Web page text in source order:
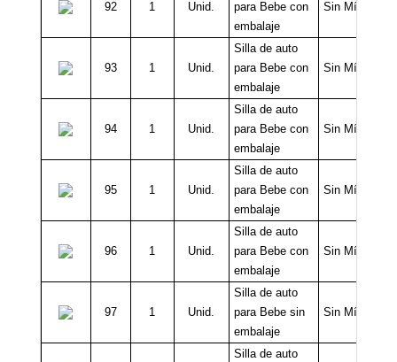
92 1 Unid.
para Bebe con
embalaje
Sin Mínimo
93 1 Unid.
Silla de auto
para Bebe con
embalaje
Sin Mínimo
94 1 Unid.
Silla de auto
para Bebe con
embalaje
Sin Mínimo
95 1 Unid.
Silla de auto
para Bebe con
embalaje
Sin Mínimo
96 1 Unid.
Silla de auto
para Bebe con
embalaje
Sin Mínimo
97 1 Unid.
Silla de auto
para Bebe sin
embalaje
Sin Mínimo
Silla de auto